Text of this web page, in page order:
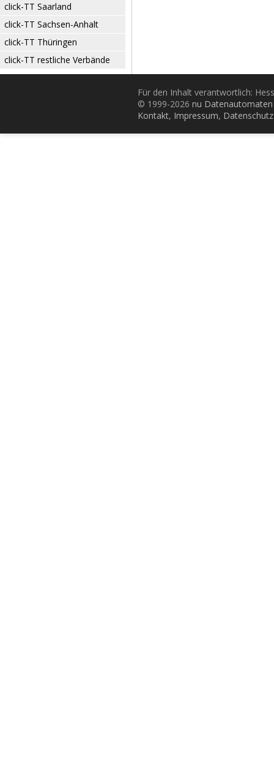
click-TT Saarland
click-TT Sachsen-Anhalt
click-TT Thüringen
click-TT restliche Verbände
Für den Inhalt verantwortlich:
© 1999-2026 nu
Kontakt, Impressum, Datenschutz